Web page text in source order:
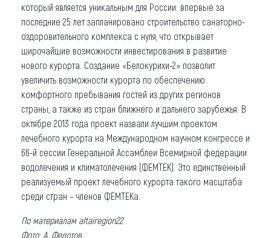
который является уникальным для России: впервые за
последние 25 лет запланировано строительство санаторно-
оздоровительного комплекса с нуля, что открывает
широчайшие возможности инвестирования в развитие
нового курорта. Создание «Белокурихи-2» позволит
увеличить возможности курорта по обеспечению
комфортного пребывания гостей из других регионов
страны, а также из стран ближнего и дальнего зарубежья. В
октябре 2013 года проект назвали лучшим проектом
лечебного курорта на Международном научном конгрессе и
66-й сессии Генеральной Ассамблеи Всемирной федерации
водолечения и климатолечения (ФЕМТЕК). Это единственный
реализуемый проект лечебного курорта такого масштаба
среди стран – членов ФЕМТЕКа.
По материалам altairegion22
Фото: А. Федотов